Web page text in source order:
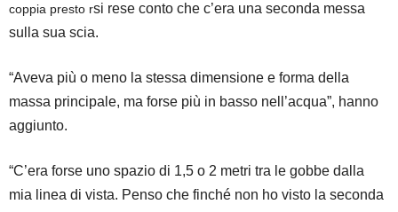
coppia presto rsi rese conto che c’era una seconda messa
sulla sua scia.
“Aveva più o meno la stessa dimensione e forma della
massa principale, ma forse più in basso nell’acqua”, hanno
aggiunto.
“C’era forse uno spazio di 1,5 o 2 metri tra le gobbe dalla
mia linea di vista. Penso che finché non ho visto la seconda